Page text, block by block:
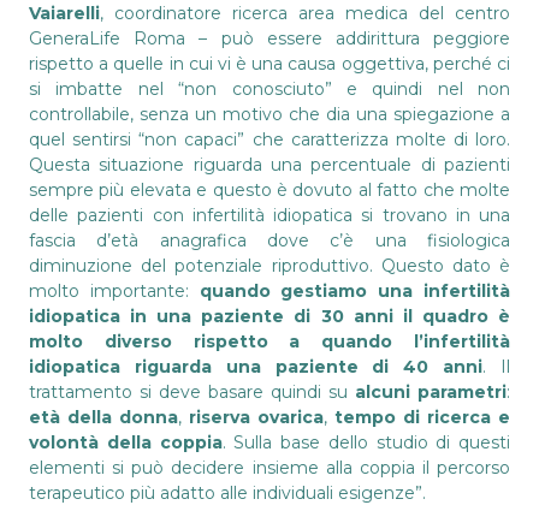
Vaiarelli, coordinatore ricerca area medica del centro
GeneraLife Roma – può essere addirittura peggiore
rispetto a quelle in cui vi è una causa oggettiva, perché ci
si imbatte nel “non conosciuto” e quindi nel non
controllabile, senza un motivo che dia una spiegazione a
quel sentirsi “non capaci” che caratterizza molte di loro.
Questa situazione riguarda una percentuale di pazienti
sempre più elevata e questo è dovuto al fatto che molte
delle pazienti con infertilità idiopatica si trovano in una
fascia d’età anagrafica dove c’è una fisiologica
diminuzione del potenziale riproduttivo. Questo dato è
molto importante: quando gestiamo una infertilità
idiopatica in una paziente di 30 anni il quadro è
molto diverso rispetto a quando l’infertilità
idiopatica riguarda una paziente di 40 anni. Il
trattamento si deve basare quindi su alcuni parametri:
età della donna, riserva ovarica, tempo di ricerca e
volontà della coppia. Sulla base dello studio di questi
elementi si può decidere insieme alla coppia il percorso
terapeutico più adatto alle individuali esigenze”.